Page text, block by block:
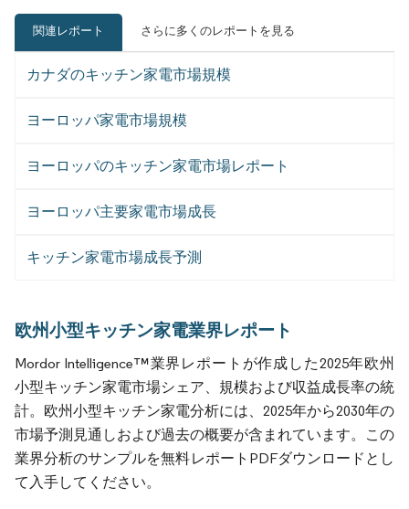
関連レポート さらに多くのレポートを見る
カナダのキッチン家電市場規模
ヨーロッパ家電市場規模
ヨーロッパのキッチン家電市場レポート
ヨーロッパ主要家電市場成長
キッチン家電市場成長予測
欧州小型キッチン家電業界レポート
Mordor Intelligence™業界レポートが作成した2025年欧州
小型キッチン家電市場シェア、規模および収益成長率の統
計。欧州小型キッチン家電分析には、2025年から2030年の
市場予測見通しおよび過去の概要が含まれています。この
業界分析のサンプルを無料レポートPDFダウンロードとし
て入手してください。